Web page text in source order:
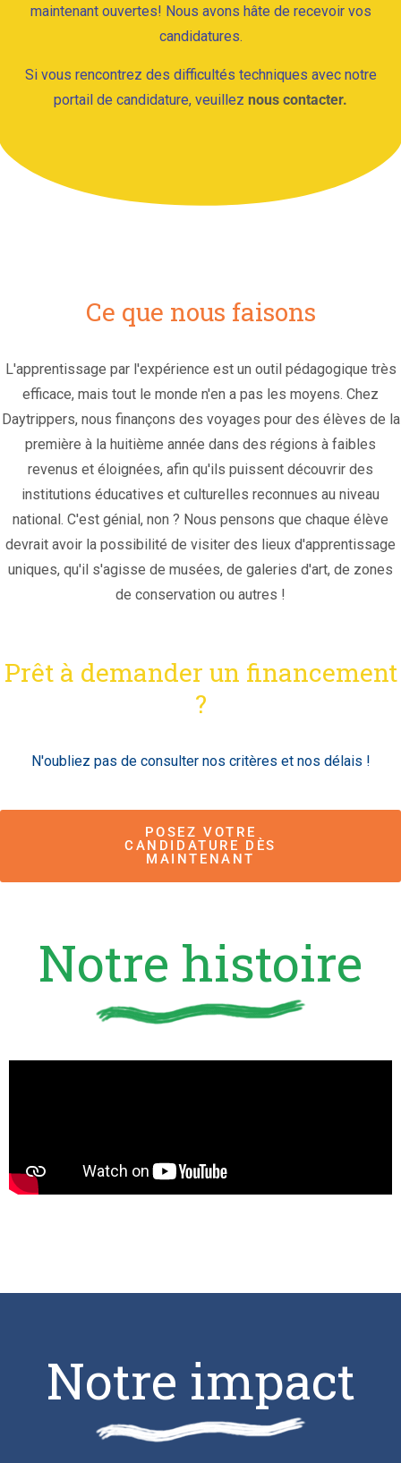
maintenant ouvertes! Nous avons hâte de recevoir vos
candidatures.
Si vous rencontrez des difficultés techniques avec notre
portail de candidature, veuillez nous contacter.
Ce que nous faisons
L'apprentissage par l'expérience est un outil pédagogique très
efficace, mais tout le monde n'en a pas les moyens. Chez
Daytrippers, nous finançons des voyages pour des élèves de la
première à la huitième année dans des régions à faibles
revenus et éloignées, afin qu'ils puissent découvrir des
institutions éducatives et culturelles reconnues au niveau
national. C'est génial, non ? Nous pensons que chaque élève
devrait avoir la possibilité de visiter des lieux d'apprentissage
uniques, qu'il s'agisse de musées, de galeries d'art, de zones
de conservation ou autres !
Prêt à demander un financement
?
N'oubliez pas de consulter nos critères et nos délais !
POSEZ VOTRE
CANDIDATURE DÈS
MAINTENANT
Notre histoire
Notre impact